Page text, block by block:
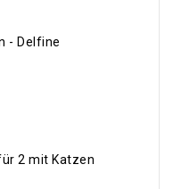
- Delfine